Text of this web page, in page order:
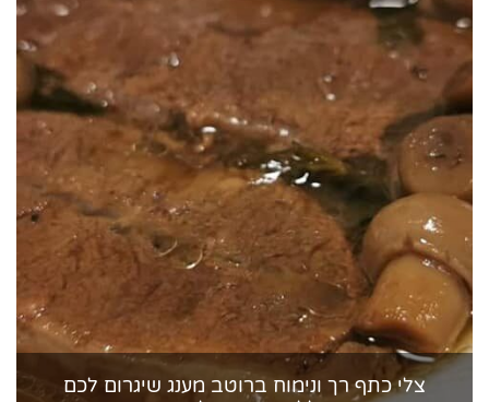
צלי כתף רך ונימוח ברוטב מענג שיגרום לכם